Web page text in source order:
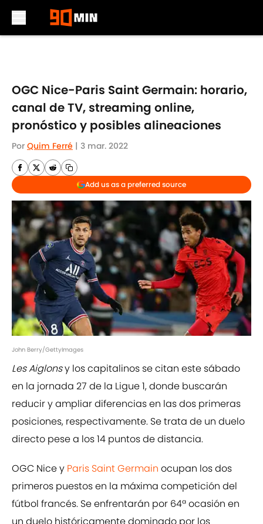
OGC Nice-Paris Saint Germain: horario,
canal de TV, streaming online,
pronóstico y posibles alineaciones
Por Quim Ferré | 3 mar. 2022
Add us as a preferred source
John Berry/GettyImages
Les Aiglonsy los capitalinos se citan este sábado
en la jornada 27 de la Ligue 1, donde buscarán
reducir y ampliar diferencias en las dos primeras
posiciones, respectivamente. Se trata de un duelo
directo pese a los 14 puntos de distancia.
OGC Nice y Paris Saint Germain ocupan los dos
primeros puestos en la máxima competición del
fútbol francés. Se enfrentarán por 64ª ocasión en